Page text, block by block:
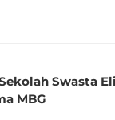
Swasta
MBG